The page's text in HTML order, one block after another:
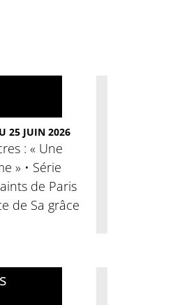
25 JUIN 2026
: « Une
» • Série
de Paris
de Sa grâce